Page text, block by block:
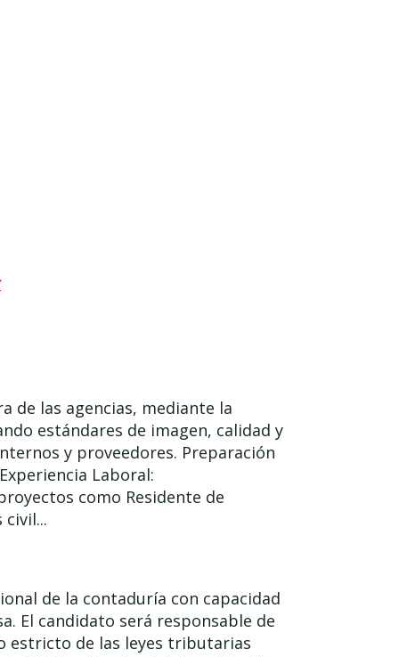
de las agencias, mediante la
estándares de imagen, calidad y
y proveedores. Preparación
Laboral:
como Residente de
de la contaduría con capacidad
El candidato será responsable de
estricto de las leyes tributarias